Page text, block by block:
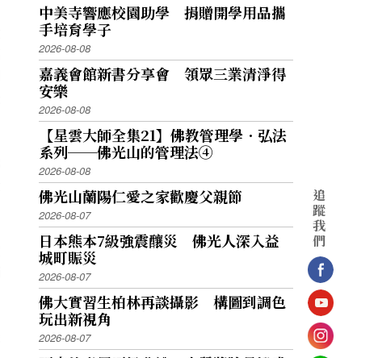
中美寺響應校園助學 捐贈開學用品攜
手培育學子
2026-08-08
嘉義會館新書分享會 領眾三業清淨得
安樂
2026-08-08
【星雲大師全集21】佛教管理學．弘法
系列──佛光山的管理法④
2026-08-08
佛光山蘭陽仁愛之家歡慶父親節
2026-08-07
日本熊本7級強震釀災 佛光人深入益
城町賑災
2026-08-07
佛大實習生柏林再談攝影 構圖到調色
玩出新視角
2026-08-07
追
蹤
我
們